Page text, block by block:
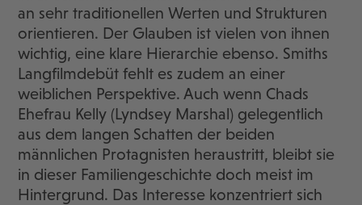
an sehr traditionellen Werten und Strukturen
orientieren. Der Glauben ist vielen von ihnen
wichtig, eine klare Hierarchie ebenso. Smiths
Langfilmdebüt fehlt es zudem an einer
weiblichen Perspektive. Auch wenn Chads
Ehefrau Kelly (Lyndsey Marshal) gelegentlich
aus dem langen Schatten der beiden
männlichen Protagnisten heraustritt, bleibt sie
in dieser Familiengeschichte doch meist im
Hintergrund. Das Interesse konzentriert sich